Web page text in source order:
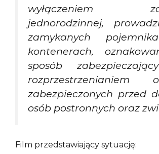
wyłączeniem
jednorodzinnej,
zamykanych
kontenerach,
sposób
rozprzestrzenianiem
zabezpieczonych przed
osób postronnych oraz
Film przedstawiający sytuację: